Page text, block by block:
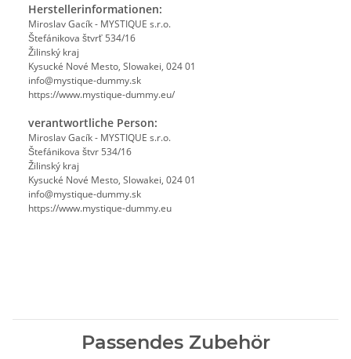
Herstellerinformationen:
Miroslav Gacík - MYSTIQUE s.r.o.
Štefánikova štvrť 534/16
Žilinský kraj
Kysucké Nové Mesto, Slowakei, 024 01
info@mystique-dummy.sk
https://www.mystique-dummy.eu/
verantwortliche Person:
Miroslav Gacík - MYSTIQUE s.r.o.
Štefánikova štvr 534/16
Žilinský kraj
Kysucké Nové Mesto, Slowakei, 024 01
info@mystique-dummy.sk
https://www.mystique-dummy.eu
Passendes Zubehör